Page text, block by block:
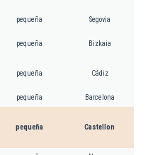
pequeña Segovia
pequeña Bizkaia
pequeña Cádiz
pequeña Barcelona
pequeña Castellon